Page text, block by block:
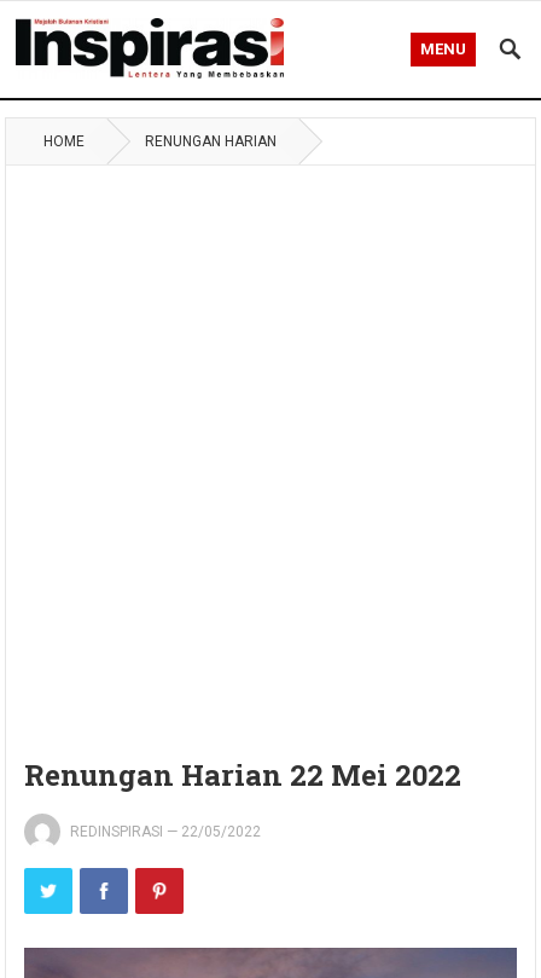
MENU
HOME RENUNGAN HARIAN
Renungan Harian 22 Mei 2022
REDINSPIRASI — 22/05/2022